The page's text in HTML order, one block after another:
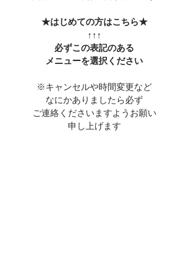
★はじめての方はこちら★
↑↑↑
必ずこの表記のある
メニューを選択ください
※キャンセルや時間変更など
なにかありましたら必ず
ご連絡くださいますようお願い
申し上げます